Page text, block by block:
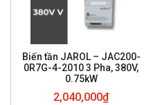
Biến tần JAROL – JAC200-
0R7G-4-2010 3 Pha, 380V,
0.75kW
2,040,000₫